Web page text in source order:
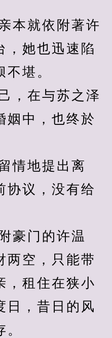
就依附著许
，她也迅速陷
不堪。
在与苏之泽
姻中，也终於
地提出离
协议，没有给
门的许温
两空，只能带
，租住在狭小
日，昔日的风
。